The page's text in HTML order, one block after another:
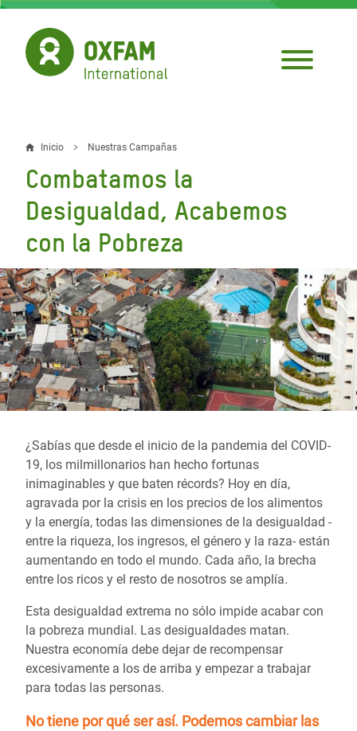
Pasar
contenido
principal
Sobrescribir
enlaces
de
ayuda
a
la
navegación
Inicio Nuestras Campañas
Combatamos la
Desigualdad, Acabemos
con la Pobreza
¿Sabías que desde el inicio de la pandemia del COVID-
19, los milmillonarios han hecho fortunas
inimaginables y que baten récords? Hoy en día,
agravada por la crisis en los precios de los alimentos
y la energía, todas las dimensiones de la desigualdad -
entre la riqueza, los ingresos, el género y la raza- están
aumentando en todo el mundo. Cada año, la brecha
entre los ricos y el resto de nosotros se amplía.
Esta desigualdad extrema no sólo impide acabar con
la pobreza mundial. Las desigualdades matan.
Nuestra economía debe dejar de recompensar
excesivamente a los de arriba y empezar a trabajar
para todas las personas.
No tiene por qué ser así. Podemos cambiar las